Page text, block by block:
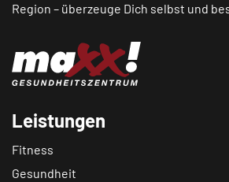
Region – überzeuge Dich selbst und
Leistungen
Fitness
Gesundheit